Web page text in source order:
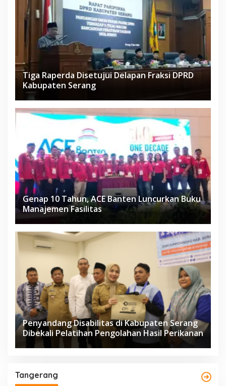
Tiga Raperda Disetujui Delapan Fraksi DPRD
Kabupaten Serang
Genap 10 Tahun, ACE Banten Luncurkan Buku
Manajemen Fasilitas
Penyandang Disabilitas di Kabupaten Serang
Dibekali Pelatihan Pengolahan Hasil Perikanan
Tangerang